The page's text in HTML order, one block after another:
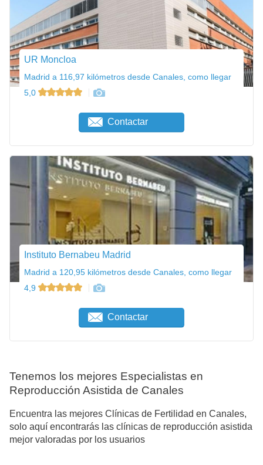
UR Moncloa
Madrid a 116,97 kilómetros desde Canales, como llegar
5,0
Contactar
Instituto Bernabeu Madrid
Madrid a 120,95 kilómetros desde Canales, como llegar
4,9
Contactar
Tenemos los mejores Especialistas en
Reproducción Asistida de Canales
Encuentra las mejores Clínicas de Fertilidad en Canales,
solo aquí encontrarás las clínicas de reproducción asistida
mejor valoradas por los usuarios